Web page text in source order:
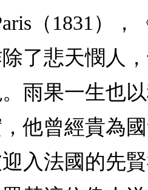
（1831）
了悲天憫人
雨果一生也
他曾經貴為
入法國的先